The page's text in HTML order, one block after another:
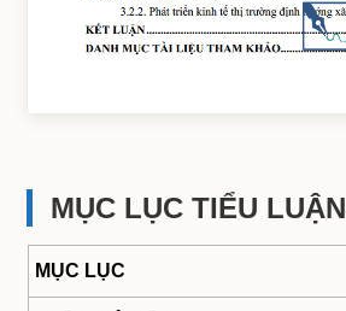
MỤC LỤC TIỂU LUẬN
MỤC LỤC